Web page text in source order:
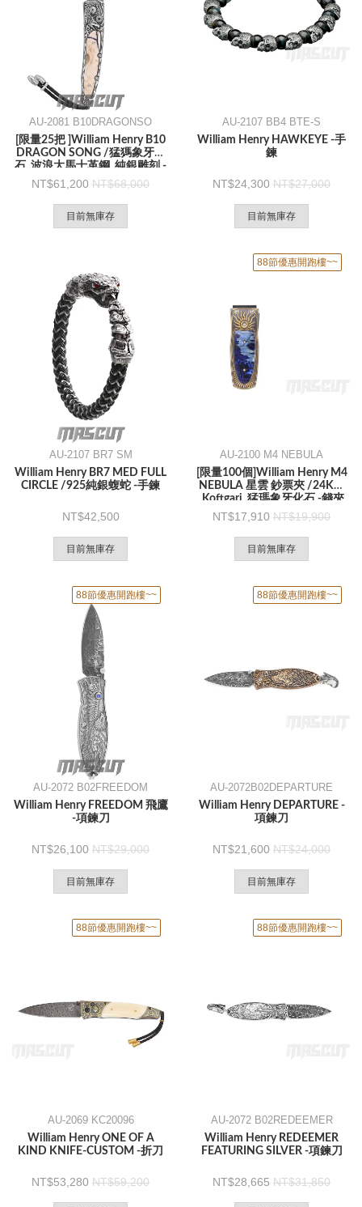
AU-2081 B10DRAGONSO
[限量25把 ]William Henry B10
DRAGON SONG /猛獁象牙化
石 .波浪大馬士革鋼 .純銀雕刻 -
折刀
61,200 68,000
目前無庫存
AU-2107 BB4 BTE-S
William Henry HAWKEYE -手
鍊
24,300 27,000
目前無庫存
AU-2107 BR7 SM
William Henry BR7 MED FULL
CIRCLE /925純銀蝮蛇 -手鍊
42,500
目前無庫存
88節優惠開跑樓~~
AU-2100 M4 NEBULA
[限量100個]William Henry M4
NEBULA 星雲 鈔票夾 /24K金
.Koftgari .猛瑪象牙化石 -錢夾
17,910 19,900
目前無庫存
88節優惠開跑樓~~
AU-2072 B02FREEDOM
William Henry FREEDOM 飛鷹
-項鍊刀
26,100 29,000
目前無庫存
88節優惠開跑樓~~
AU-2072B02DEPARTURE
William Henry DEPARTURE -
項鍊刀
21,600 24,000
目前無庫存
88節優惠開跑樓~~
AU-2069 KC20096
William Henry ONE OF A
KIND KNIFE-CUSTOM -折刀
53,280 59,200
88節優惠開跑樓~~
AU-2072 B02REDEEMER
William Henry REDEEMER
FEATURING SILVER -項鍊刀
28,665 31,850